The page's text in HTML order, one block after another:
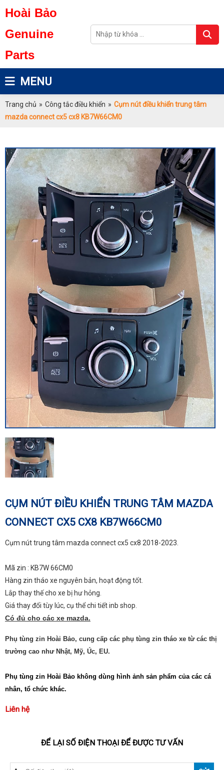
Hoài Bảo
Genuine
Parts
MENU
Trang chủ » Công tắc điều khiển » Cụm nút điều khiển trung tâm
mazda connect cx5 cx8 KB7W66CM0
CỤM NÚT ĐIỀU KHIỂN TRUNG TÂM MAZDA
CONNECT CX5 CX8 KB7W66CM0
Cụm nút trung tâm mazda connect cx5 cx8 2018-2023.
Mã zin : KB7W 66CM0
Hàng zin tháo xe nguyên bản, hoạt động tốt.
Lắp thay thế cho xe bị hư hỏng.
Giá thay đổi tùy lúc, cụ thể chi tiết inb shop.
Có đủ cho các xe mazda.
Phụ tùng zin Hoài Bảo, cung cấp các phụ tùng zin tháo xe từ các thị
trường cao như Nhật, Mỹ, Úc, EU.
Phụ tùng zin Hoài Bảo không dùng hình ảnh sản phẩm của các cá
nhân, tổ chức khác.
Liên hệ
ĐỂ LẠI SỐ ĐIỆN THOẠI ĐỂ ĐƯỢC TƯ VẤN